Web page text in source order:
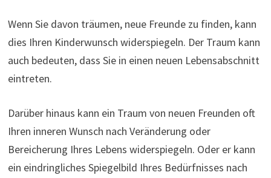
Wenn Sie davon träumen, neue Freunde zu finden, kann
dies Ihren Kinderwunsch widerspiegeln. Der Traum kann
auch bedeuten, dass Sie in einen neuen Lebensabschnitt
eintreten.
Darüber hinaus kann ein Traum von neuen Freunden oft
Ihren inneren Wunsch nach Veränderung oder
Bereicherung Ihres Lebens widerspiegeln. Oder er kann
ein eindringliches Spiegelbild Ihres Bedürfnisses nach